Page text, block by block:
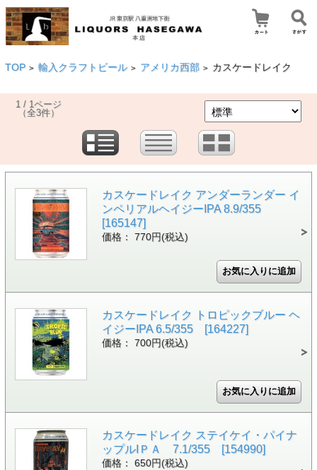
TOP > 輸入クラフトビール > アメリカ西部 > カスケードレイク
1 / 1ページ
（全3件）
カスケードレイク アンダーランダー イ
ンペリアルヘイジーIPA 8.9/355
[165147]
価格： 770円(税込)
カスケードレイク トロピックブルー ヘ
イジーIPA 6.5/355 [164227]
価格： 700円(税込)
カスケードレイク ステイケイ・パイナ
ップルIＰＡ 7.1/355 [154990]
価格： 650円(税込)